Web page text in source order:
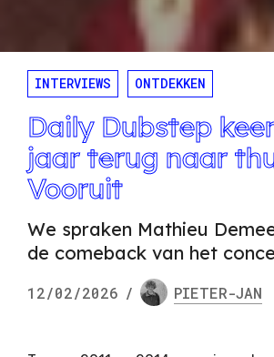
INTERVIEWS ONTDEKKEN
Daily Dubstep
jaar terug naar
Vooruit
We spraken Mathieu
de comeback van het
12/02/2026 / PIETER-JAN